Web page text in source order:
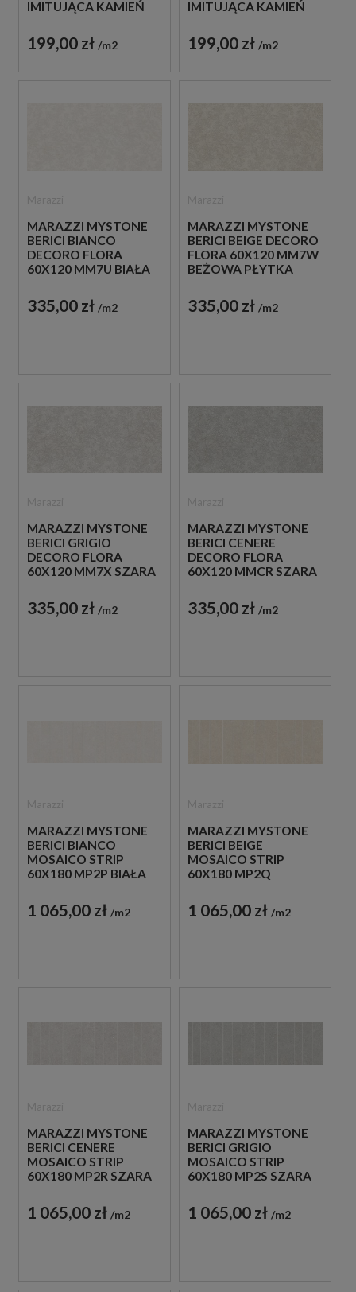
IMITUJĄCA KAMIEŃ
199,00 zł m2
IMITUJĄCA KAMIEŃ
199,00 zł m2
MARAZZI MYSTONE
BERICI BIANCO
DECORO FLORA
60X120 MM7U BIAŁA
DEKORACYJNA
335,00 zł m2
MARAZZI MYSTONE
BERICI BEIGE DECORO
FLORA 60X120 MM7W
BEŻOWA PŁYTKA
335,00 zł m2
MARAZZI MYSTONE
BERICI GRIGIO
DECORO FLORA
60X120 MM7X SZARA
DEKORACYJNA
335,00 zł m2
MARAZZI MYSTONE
BERICI CENERE
DECORO FLORA
60X120 MMCR SZARA
DEKORACYJNA
335,00 zł m2
MARAZZI MYSTONE
BERICI BIANCO
MOSAICO STRIP
60X180 MP2P BIAŁA
DEKORACYJNA
1 065,00 zł m2
MARAZZI MYSTONE
BERICI BEIGE
MOSAICO STRIP
60X180 MP2Q
DEKORACYJNA
1 065,00 zł m2
MARAZZI MYSTONE
BERICI CENERE
MOSAICO STRIP
60X180 MP2R SZARA
DEKORACYJNA
1 065,00 zł m2
MARAZZI MYSTONE
BERICI GRIGIO
MOSAICO STRIP
60X180 MP2S SZARA
DEKORACYJNA
1 065,00 zł m2